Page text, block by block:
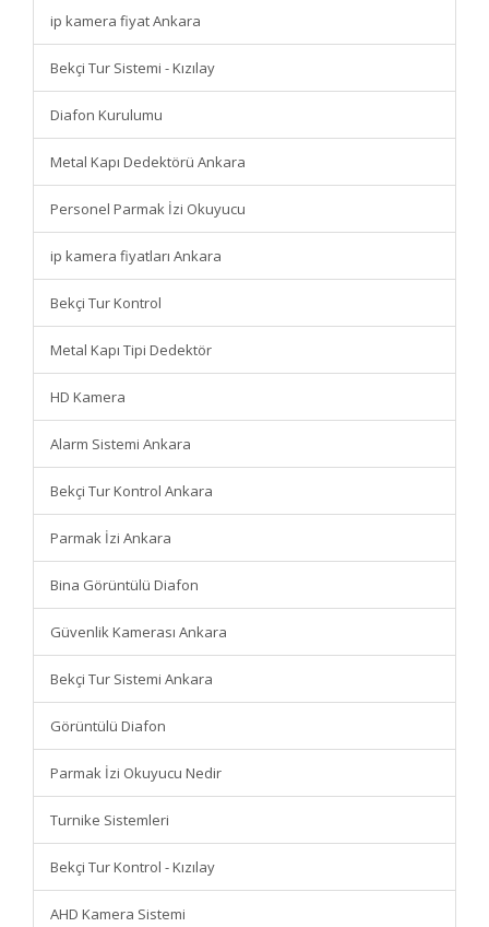
ip kamera fiyat Ankara
Bekçi Tur Sistemi - Kızılay
Diafon Kurulumu
Metal Kapı Dedektörü Ankara
Personel Parmak İzi Okuyucu
ip kamera fiyatları Ankara
Bekçi Tur Kontrol
Metal Kapı Tipi Dedektör
HD Kamera
Alarm Sistemi Ankara
Bekçi Tur Kontrol Ankara
Parmak İzi Ankara
Bina Görüntülü Diafon
Güvenlik Kamerası Ankara
Bekçi Tur Sistemi Ankara
Görüntülü Diafon
Parmak İzi Okuyucu Nedir
Turnike Sistemleri
Bekçi Tur Kontrol - Kızılay
AHD Kamera Sistemi